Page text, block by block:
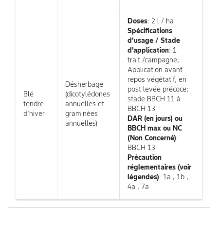
Blé
tendre
d'hiver
Désherbage
(dicotylédones
annuelles et
graminées
annuelles)
Doses: 2 l / ha
Spécifications
d'usage / Stade
d'application: 1
trait./campagne;
Application avant
repos végétatif, en
post levée précoce;
stade BBCH 11 à
BBCH 13
DAR (en jours) ou
BBCH max ou NC
(Non Concerné):
BBCH 13
Précaution
réglementaires (voir
légendes): 1a , 1b ,
4a , 7a